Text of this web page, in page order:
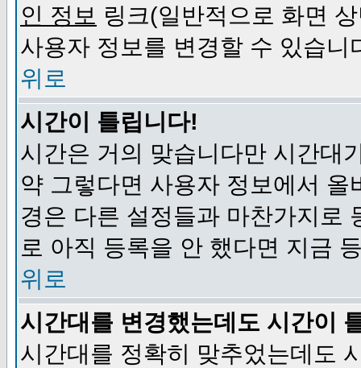
인 정보 링크(일반적으로 화면
사용자 정보를 변경할 수 있습니
위로
시간이 틀립니다!
시간은 거의 맞습니다만 시간대
약 그렇다면 사용자 정보에서
경은 다른 설정들과 마찬가지로
로 아직 등록을 안 했다면 지금
위로
시간대를 변경했는데도 시간이
시간대를 정확히 맞추었는데도